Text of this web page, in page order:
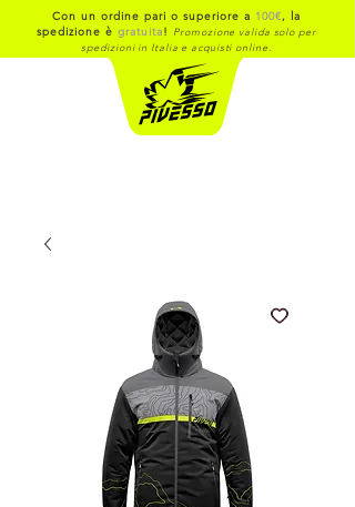
Con un ordine pari o superiore a 100€, la
spedizione ègratuita! Promozione valida solo per
spedizioni in Italia e acquisti online.